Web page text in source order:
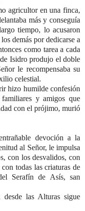
agricultor en una finca,
más y conseguía
tiempo, lo acusaron
demás por dedicarse a
como tarea a cada
Isidro produjo el doble
le recompensaba su
celestial.
hizo humilde confesión
y amigos que
con el prójimo, murió
devoción a la
al Señor, le impulsa
con los desvalidos, con
todas las criaturas de
Serafín de Asís, san
las Alturas sigue